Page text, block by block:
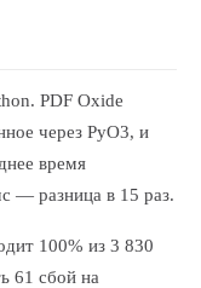
PDF Oxide
через PyO3, и
время
— разница в 15 раз.
100% из 3 830
61 сбой на